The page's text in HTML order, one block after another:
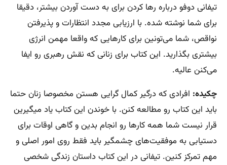
تیفانی دوفو درباره رها کردن برای به دست آوردن بیشتر، دقیقا
برای شما نوشته شده. با ارزیابی مجدد انتظارات و پذیرفتن
نواقص، شما می‌تونین برای کارهایی که واقعا مهمن انرژی
بیشتری بگذارید. این کتاب برای زنانی که نقش رهبری رو ایفا
می‌کنن عالیه.
چکیده: افرادی که درگیر کمال گرایی هستن مخصوصا زنان حتما
باید این کتاب رو مطالعه کنن. با خوندن این کتاب یاد میگیرین
قرار نیست شما همه کارها رو انجام بدین و گاهی اوقات برای
دستیابی به موفقیت‌های چشمگیر باید فقط روی امور اصلی و
مهم تمرکز کنین. تیفانی در این کتاب داستان زندگی شخصی